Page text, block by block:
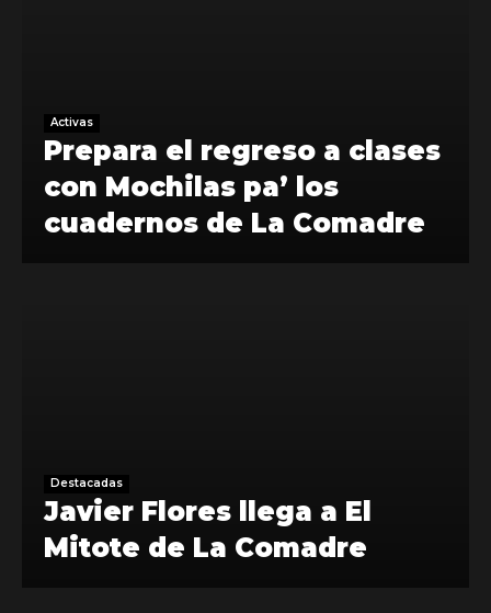
Activas
Prepara el regreso a clases
con Mochilas pa’ los
cuadernos de La Comadre
Destacadas
Javier Flores llega a El
Mitote de La Comadre